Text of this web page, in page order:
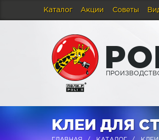
Каталог Акции Советы
PO
КЛЕИ ДЛЯ